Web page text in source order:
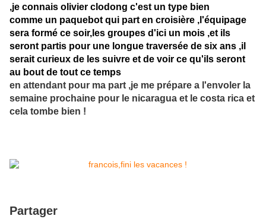
,je connais olivier clodong c'est un type bien
comme un paquebot qui part en croisière ,l'équipage
sera formé ce soir,les groupes d'ici un mois ,et ils
seront partis pour une longue traversée de six ans ,il
serait curieux de les suivre et de voir ce qu'ils seront
au bout de tout ce temps
en attendant pour ma part ,je me prépare a l'envoler la
semaine prochaine pour le nicaragua et le costa rica et
cela tombe bien !
Partager